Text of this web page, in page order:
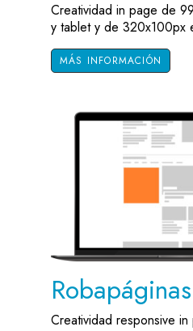
Creatividad in page de
y tablet y de 320x100px
MÁS INFORMACIÓN
Creatividad responsive